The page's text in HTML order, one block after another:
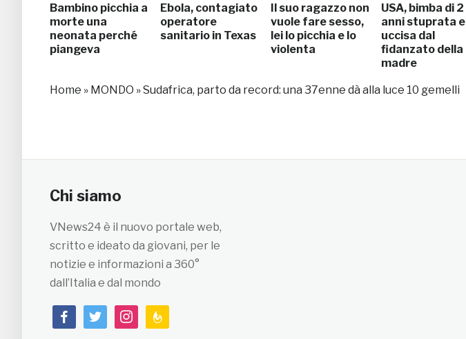
Bambino picchia a
morte una
neonata perché
piangeva
Ebola, contagiato
operatore
sanitario in Texas
Il suo ragazzo non
vuole fare sesso,
lei lo picchia e lo
violenta
USA, bimba di 2
anni stuprata e
uccisa dal
fidanzato della
madre
Home » MONDO »Sudafrica, parto da record: una 37enne dà alla luce 10 gemelli
Chi siamo
VNews24 è il nuovo portale web,
scritto e ideato da giovani, per le
notizie e informazioni a 360°
dall’Italia e dal mondo
facebooktwitterinstagramfeedburner